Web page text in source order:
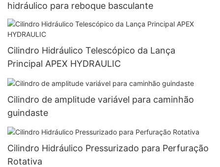
hidráulico para reboque basculante
Cilindro Hidráulico Telescópico da Lança
Principal APEX HYDRAULIC
Cilindro de amplitude variável para caminhão
guindaste
Cilindro Hidráulico Pressurizado para Perfuração
Rotativa